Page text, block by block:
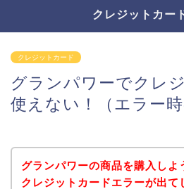
クレジットカー
クレジットカード
グランパワーでクレ
使えない！（エラー時
グランパワーの商品を購入しよ
クレジットカードエラーが出て